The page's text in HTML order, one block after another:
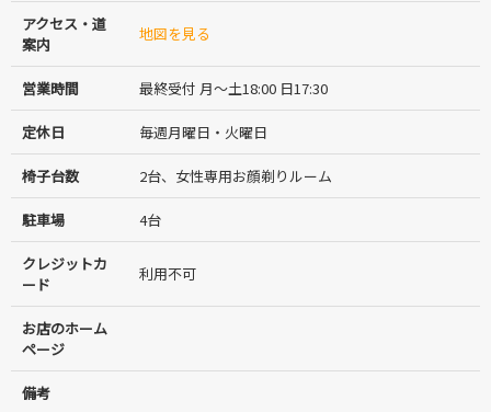
アクセス・道
案内
地図を見る
営業時間 最終受付 月～土18:00 日17:30
定休日 毎週月曜日・火曜日
椅子台数 2台、女性専用お顔剃りルーム
駐車場 4台
クレジットカ
ード
利用不可
お店のホーム
ページ
備考